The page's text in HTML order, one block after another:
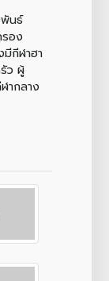
นธ์
อง
กีฬาฮา
ว ผู้
ากลาง